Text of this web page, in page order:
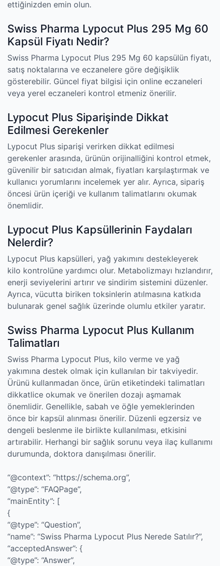
ettiğinizden emin olun.
Swiss Pharma Lypocut Plus 295 Mg 60
Kapsül Fiyatı Nedir?
Swiss Pharma Lypocut Plus 295 Mg 60 kapsülün fiyatı,
satış noktalarına ve eczanelere göre değişiklik
gösterebilir. Güncel fiyat bilgisi için online eczaneleri
veya yerel eczaneleri kontrol etmeniz önerilir.
Lypocut Plus Siparişinde Dikkat
Edilmesi Gerekenler
Lypocut Plus siparişi verirken dikkat edilmesi
gerekenler arasında, ürünün orijinalliğini kontrol etmek,
güvenilir bir satıcıdan almak, fiyatları karşılaştırmak ve
kullanıcı yorumlarını incelemek yer alır. Ayrıca, sipariş
öncesi ürün içeriği ve kullanım talimatlarını okumak
önemlidir.
Lypocut Plus Kapsüllerinin Faydaları
Nelerdir?
Lypocut Plus kapsülleri, yağ yakımını destekleyerek
kilo kontrolüne yardımcı olur. Metabolizmayı hızlandırır,
enerji seviyelerini artırır ve sindirim sistemini düzenler.
Ayrıca, vücutta biriken toksinlerin atılmasına katkıda
bulunarak genel sağlık üzerinde olumlu etkiler yaratır.
Swiss Pharma Lypocut Plus Kullanım
Talimatları
Swiss Pharma Lypocut Plus, kilo verme ve yağ
yakımına destek olmak için kullanılan bir takviyedir.
Ürünü kullanmadan önce, ürün etiketindeki talimatları
dikkatlice okumak ve önerilen dozajı aşmamak
önemlidir. Genellikle, sabah ve öğle yemeklerinden
önce bir kapsül alınması önerilir. Düzenli egzersiz ve
dengeli beslenme ile birlikte kullanılması, etkisini
artırabilir. Herhangi bir sağlık sorunu veya ilaç kullanımı
durumunda, doktora danışılması önerilir.
“@context”: “https://schema.org”,
“@type”: “FAQPage”,
“mainEntity”: [
{
“@type”: “Question”,
“name”: “Swiss Pharma Lypocut Plus Nerede Satılır?”,
“acceptedAnswer”: {
“@type”: “Answer”,